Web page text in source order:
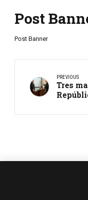
Post
Post Banner
PREVIOUS
Tres